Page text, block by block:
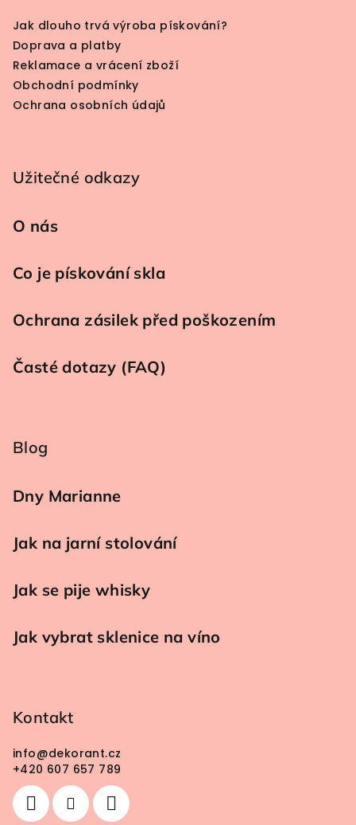
Jak dlouho trvá výroba pískování?
Doprava a platby
Reklamace a vrácení zboží
Obchodní podmínky
Ochrana osobních údajů
Užitečné odkazy
O nás
Co je pískování skla
Ochrana zásilek před poškozením
Časté dotazy (FAQ)
Blog
Dny Marianne
Jak na jarní stolování
Jak se pije whisky
Jak vybrat sklenice na víno
Kontakt
info@dekorant.cz
+420 607 657 789